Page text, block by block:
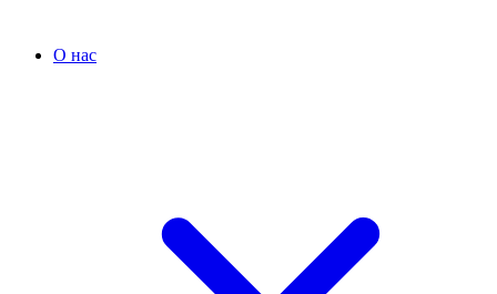
О нас